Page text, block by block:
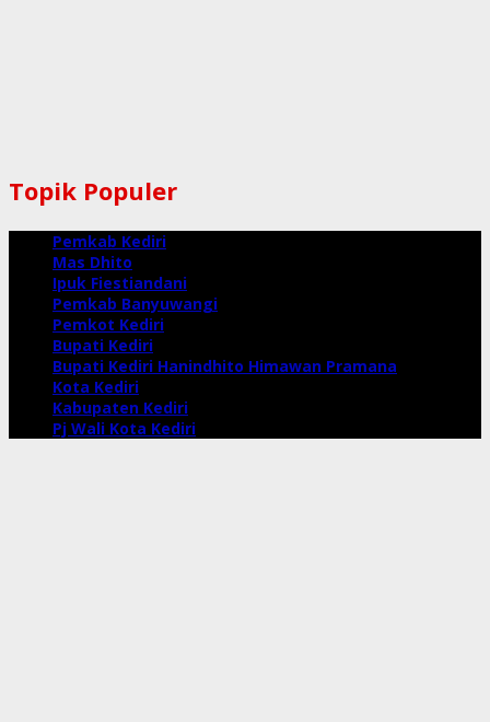
Topik Populer
Pemkab Kediri
Mas Dhito
Ipuk Fiestiandani
Pemkab Banyuwangi
Pemkot Kediri
Bupati Kediri
Bupati Kediri Hanindhito Himawan Pramana
Kota Kediri
Kabupaten Kediri
Pj Wali Kota Kediri